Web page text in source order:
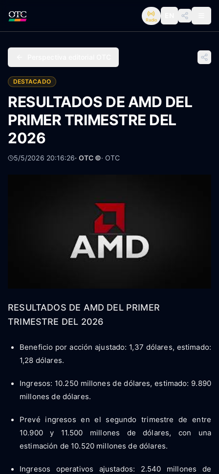
Radio
DESTACADO
RESULTADOS DE AMD DEL
PRIMER TRIMESTRE DEL
2026
5/5/2026 20:16:26· OTC ©· OTC
RESULTADOS DE AMD DEL PRIMER
TRIMESTRE DEL 2026
Beneficio por acción ajustado: 1,37 dólares, estimado:
1,28 dólares.
Ingresos: 10.250 millones de dólares, estimado: 9.890
millones de dólares.
Prevé ingresos en el segundo trimestre de entre
10.900 y 11.500 millones de dólares, con una
estimación de 10.520 millones de dólares.
Ingresos operativos ajustados: 2.540 millones de